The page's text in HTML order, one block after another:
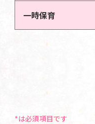
一時保育
*は必須項目です